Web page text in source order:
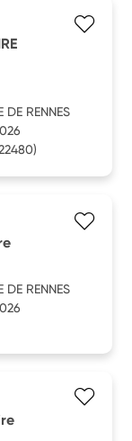
DE RENNES
DE RENNES